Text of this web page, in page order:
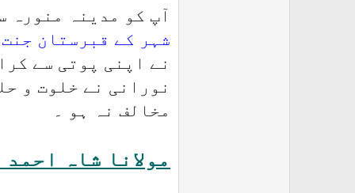
آپ کو مدینہ منورہ
شہر کے قبرستان
نے اپنی پوتی سے
نورانی نے خلوت و
مخالف نہ ہو ۔
مولانا شاہ